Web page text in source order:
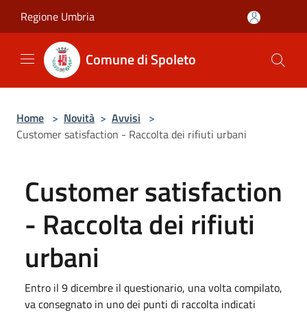
Regione Umbria
Comune di Spoleto
Home > Novità > Avvisi >
Customer satisfaction - Raccolta dei rifiuti urbani
Customer satisfaction
- Raccolta dei rifiuti
urbani
Entro il 9 dicembre il questionario, una volta compilato,
va consegnato in uno dei punti di raccolta indicati